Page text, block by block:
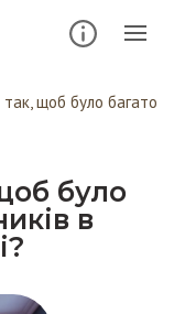
щоб було багато
було
в